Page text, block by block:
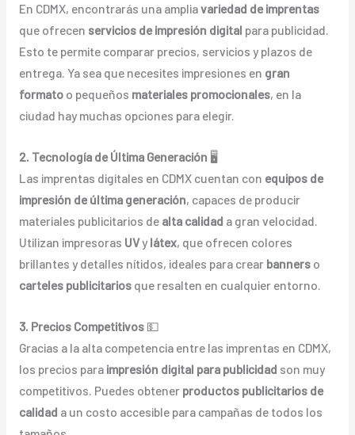
En CDMX, encontrarás una ampliavariedad de imprentas
que ofrecen servicios de impresión digital para publicidad.
Esto te permite comparar precios, servicios y plazos de
entrega. Ya sea que necesites impresiones en gran
formatoo pequeños materiales promocionales, en la
ciudad hay muchas opciones para elegir.
2. Tecnología de Última Generación 🖥️
Las imprentas digitales en CDMX cuentan con equipos de
impresión de última generación, capaces de producir
materiales publicitarios de alta calidad a gran velocidad.
Utilizan impresoras UVy látex, que ofrecen colores
brillantes y detalles nítidos, ideales para crear bannerso
carteles publicitariosque resalten en cualquier entorno.
3. Precios Competitivos💵
Gracias a la alta competencia entre las imprentas en CDMX,
los precios para impresión digital para publicidad son muy
competitivos. Puedes obtener productos publicitarios de
calidad a un costo accesible para campañas de todos los